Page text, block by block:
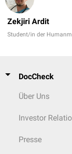
Zekjiri Ardit
Student/in der
DocCheck
Über Uns
Investor
Presse